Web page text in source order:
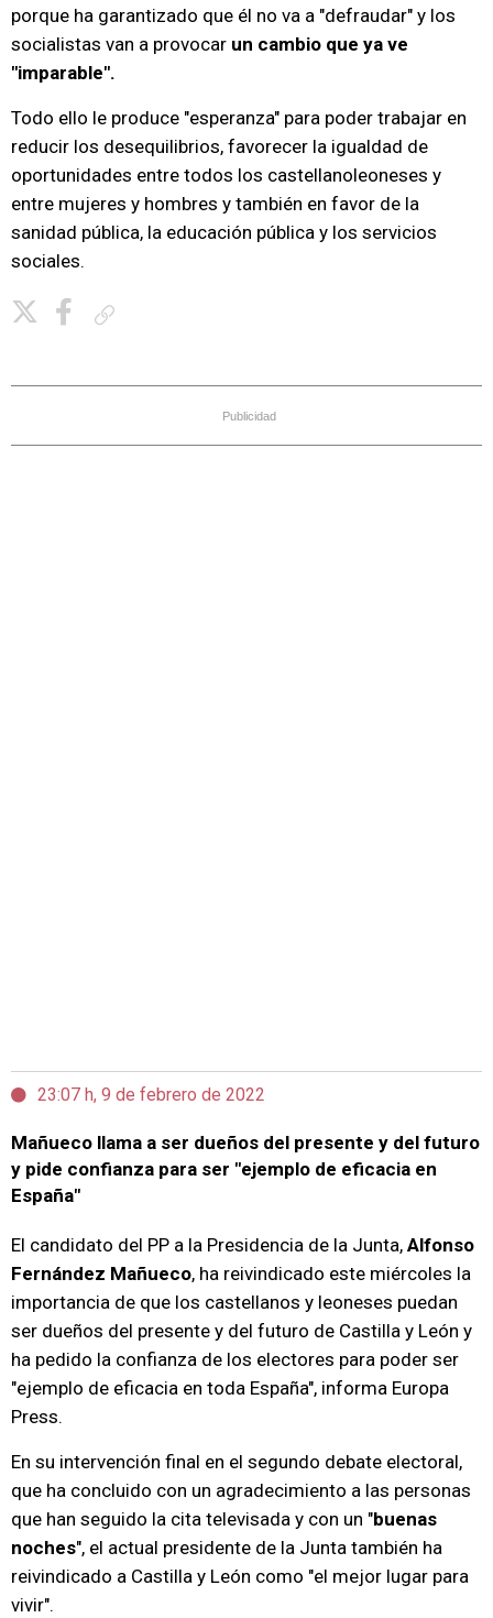
porque ha garantizado que él no va a "defraudar" y los
socialistas van a provocar un cambio que ya ve
"imparable".
Todo ello le produce "esperanza" para poder trabajar en
reducir los desequilibrios, favorecer la igualdad de
oportunidades entre todos los castellanoleoneses y
entre mujeres y hombres y también en favor de la
sanidad pública, la educación pública y los servicios
sociales.
Publicidad
23:07 h, 9 de febrero de 2022
Mañueco llama a ser dueños del presente y del futuro
y pide confianza para ser "ejemplo de eficacia en
España"
El candidato del PP a la Presidencia de la Junta, Alfonso
Fernández Mañueco, ha reivindicado este miércoles la
importancia de que los castellanos y leoneses puedan
ser dueños del presente y del futuro de Castilla y León y
ha pedido la confianza de los electores para poder ser
"ejemplo de eficacia en toda España", informa Europa
Press.
En su intervención final en el segundo debate electoral,
que ha concluido con un agradecimiento a las personas
que han seguido la cita televisada y con un "buenas
noches", el actual presidente de la Junta también ha
reivindicado a Castilla y León como "el mejor lugar para
vivir".